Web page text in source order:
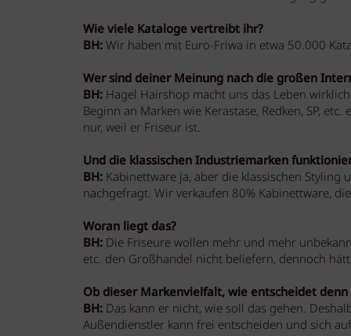
Wie viele Kataloge vertreibt ihr?
BH:Wir haben mit Euro-Friwa in etwa 50.000
Wer sind deiner Meinung nach die großen
BH: Hagel Hairshop macht uns das Leben
Beginn an Marken wie Kerastase, Redken, SP,
nur, weil er Friseur ist.
Und die klassischen Industriemarken
BH: Kabinettware ja, aber die klassischen
nachgefragt. Wir verkaufen 80% Kabinettware,
Woran liegt das?
BH: Die Friseure wollen mehr und mehr
etc. den Großhandel nicht beliefern, dennoch
Ob dieser Markenvielfalt, wie entscheidet
BH: Das kann er nicht, wie soll das gehen.
Außendienstler kann frei entscheiden und sich